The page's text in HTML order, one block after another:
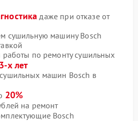
даже при отказе от
сушильную машину Bosch
работы по ремонту сушильных
х лет
машин Bosch в
20%
на ремонт
Bosch